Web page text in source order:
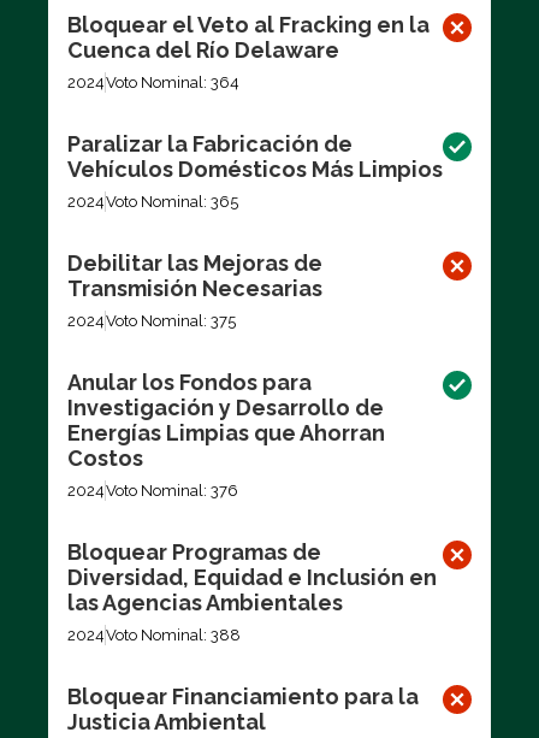
Bloquear el Veto al Fracking en la
Cuenca del Río Delaware
2024Voto Nominal: 364
Paralizar la Fabricación de
Vehículos Domésticos Más Limpios
2024Voto Nominal: 365
Debilitar las Mejoras de
Transmisión Necesarias
2024Voto Nominal: 375
Anular los Fondos para
Investigación y Desarrollo de
Energías Limpias que Ahorran
Costos
2024Voto Nominal: 376
Bloquear Programas de
Diversidad, Equidad e Inclusión en
las Agencias Ambientales
2024Voto Nominal: 388
Bloquear Financiamiento para la
Justicia Ambiental